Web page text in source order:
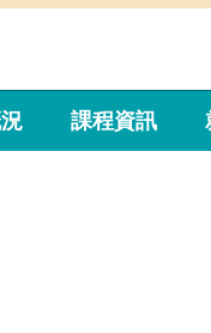
課程資訊